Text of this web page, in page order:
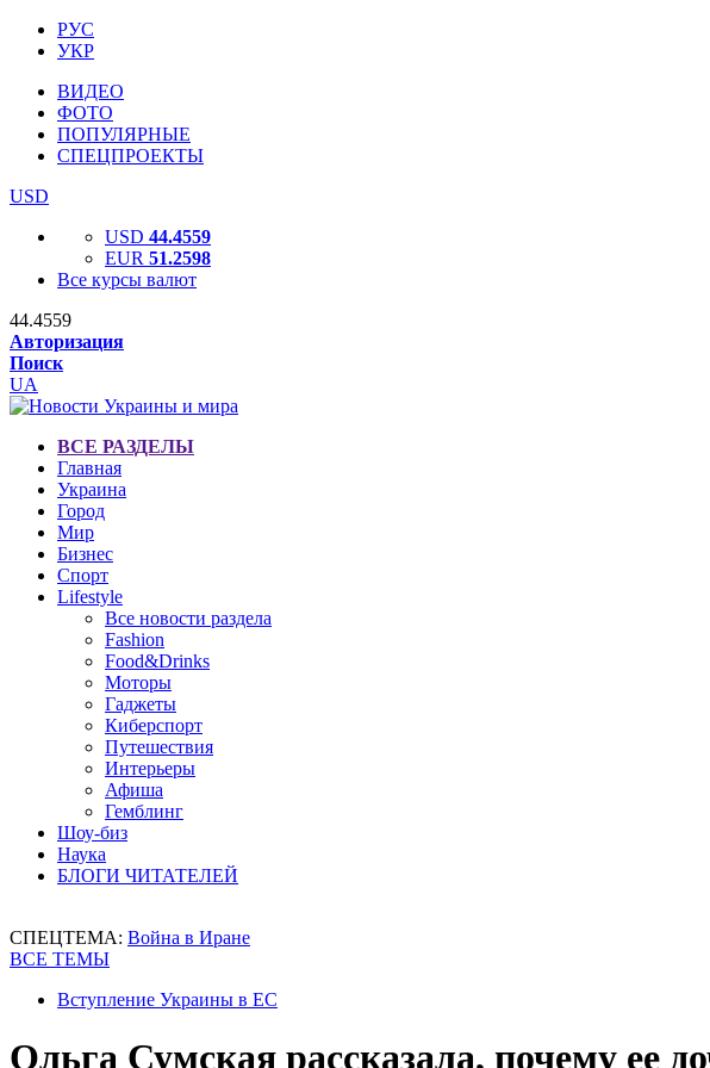
РУС
УКР
ВИДЕО
ФОТО
ПОПУЛЯРНЫЕ
СПЕЦПРОЕКТЫ
USD
USD 44.4559
EUR 51.2598
Все курсы валют
44.4559
Авторизация
Поиск
UA
ВСЕ РАЗДЕЛЫ
Главная
Украина
Город
Мир
Бизнес
Спорт
Lifestyle
Все новости раздела
Fashion
Food&Drinks
Моторы
Гаджеты
Киберспорт
Путешествия
Интерьеры
Афиша
Гемблинг
Шоу-биз
Наука
БЛОГИ ЧИТАТЕЛЕЙ
СПЕЦТЕМА: Война в Иране
ВСЕ ТЕМЫ
Вступление Украины в ЕС
Ольга Сумская рассказала, почему ее